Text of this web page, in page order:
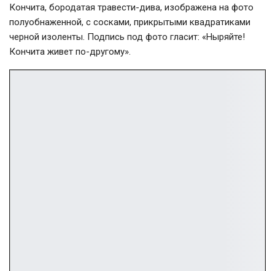
Кончита, бородатая травести-дива, изображена на фото
полуобнаженной, с сосками, прикрытыми квадратиками
черной изоленты. Подпись под фото гласит: «Ныряйте!
Кончита живет по-другому».